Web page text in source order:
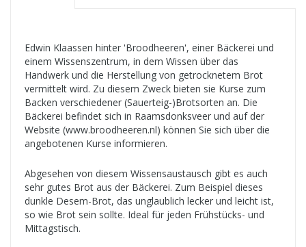
Edwin Klaassen hinter 'Broodheeren', einer Bäckerei und
einem Wissenszentrum, in dem Wissen über das
Handwerk und die Herstellung von getrocknetem Brot
vermittelt wird. Zu diesem Zweck bieten sie Kurse zum
Backen verschiedener (Sauerteig-)Brotsorten an. Die
Bäckerei befindet sich in Raamsdonksveer und auf der
Website (www.broodheeren.nl) können Sie sich über die
angebotenen Kurse informieren.
Abgesehen von diesem Wissensaustausch gibt es auch
sehr gutes Brot aus der Bäckerei. Zum Beispiel dieses
dunkle Desem-Brot, das unglaublich lecker und leicht ist,
so wie Brot sein sollte. Ideal für jeden Frühstücks- und
Mittagstisch.